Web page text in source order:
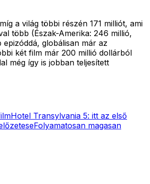
a világ többi részén 171 milliót, ami
több (Észak-Amerika: 246 millió,
globálisan már az
két film már 200 millió dollárból
még így is jobban teljesített
Hotel Transylvania 5: itt az első
Folyamatosan magasan